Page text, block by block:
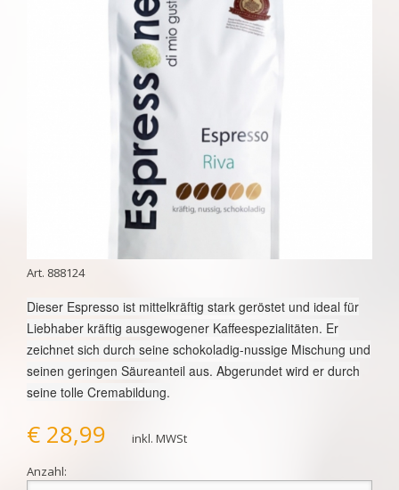
888124
Dieser Espresso ist mittelkräftig stark geröstet und ideal für
Liebhaber kräftig ausgewogener Kaffeespezialitäten. Er
zeichnet sich durch seine schokoladig-nussige Mischung und
seinen geringen Säureanteil aus. Abgerundet wird er durch
seine tolle Cremabildung.
€28,99
Anzahl: